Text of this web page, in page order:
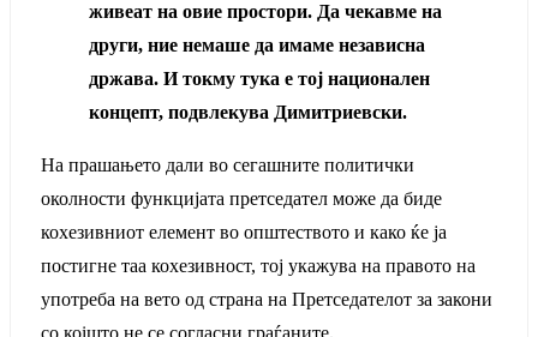
живеат на овие простори. Да чекавме на
други, ние немаше да имаме независна
држава. И токму тука е тој национален
концепт, подвлекува Димитриевски.
На прашањето дали во сегашните политички
околности функцијата претседател може да биде
кохезивниот елемент во општеството и како ќе ја
постигне таа кохезивност, тој укажува на правото на
употреба на вето од страна на Претседателот за закони